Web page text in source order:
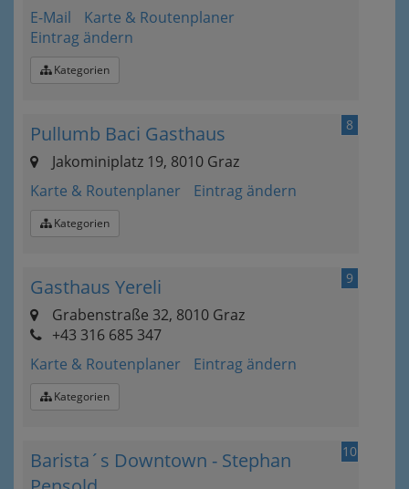
E-Mail
Karte & Routenplaner
Eintrag ändern
Kategorien
8
Pullumb Baci Gasthaus
Jakominiplatz 19, 8010 Graz
Karte & Routenplaner
Eintrag ändern
Kategorien
9
Gasthaus Yereli
Grabenstraße 32, 8010 Graz
+43 316 685 347
Karte & Routenplaner
Eintrag ändern
Kategorien
10
Barista´s Downtown - Stephan